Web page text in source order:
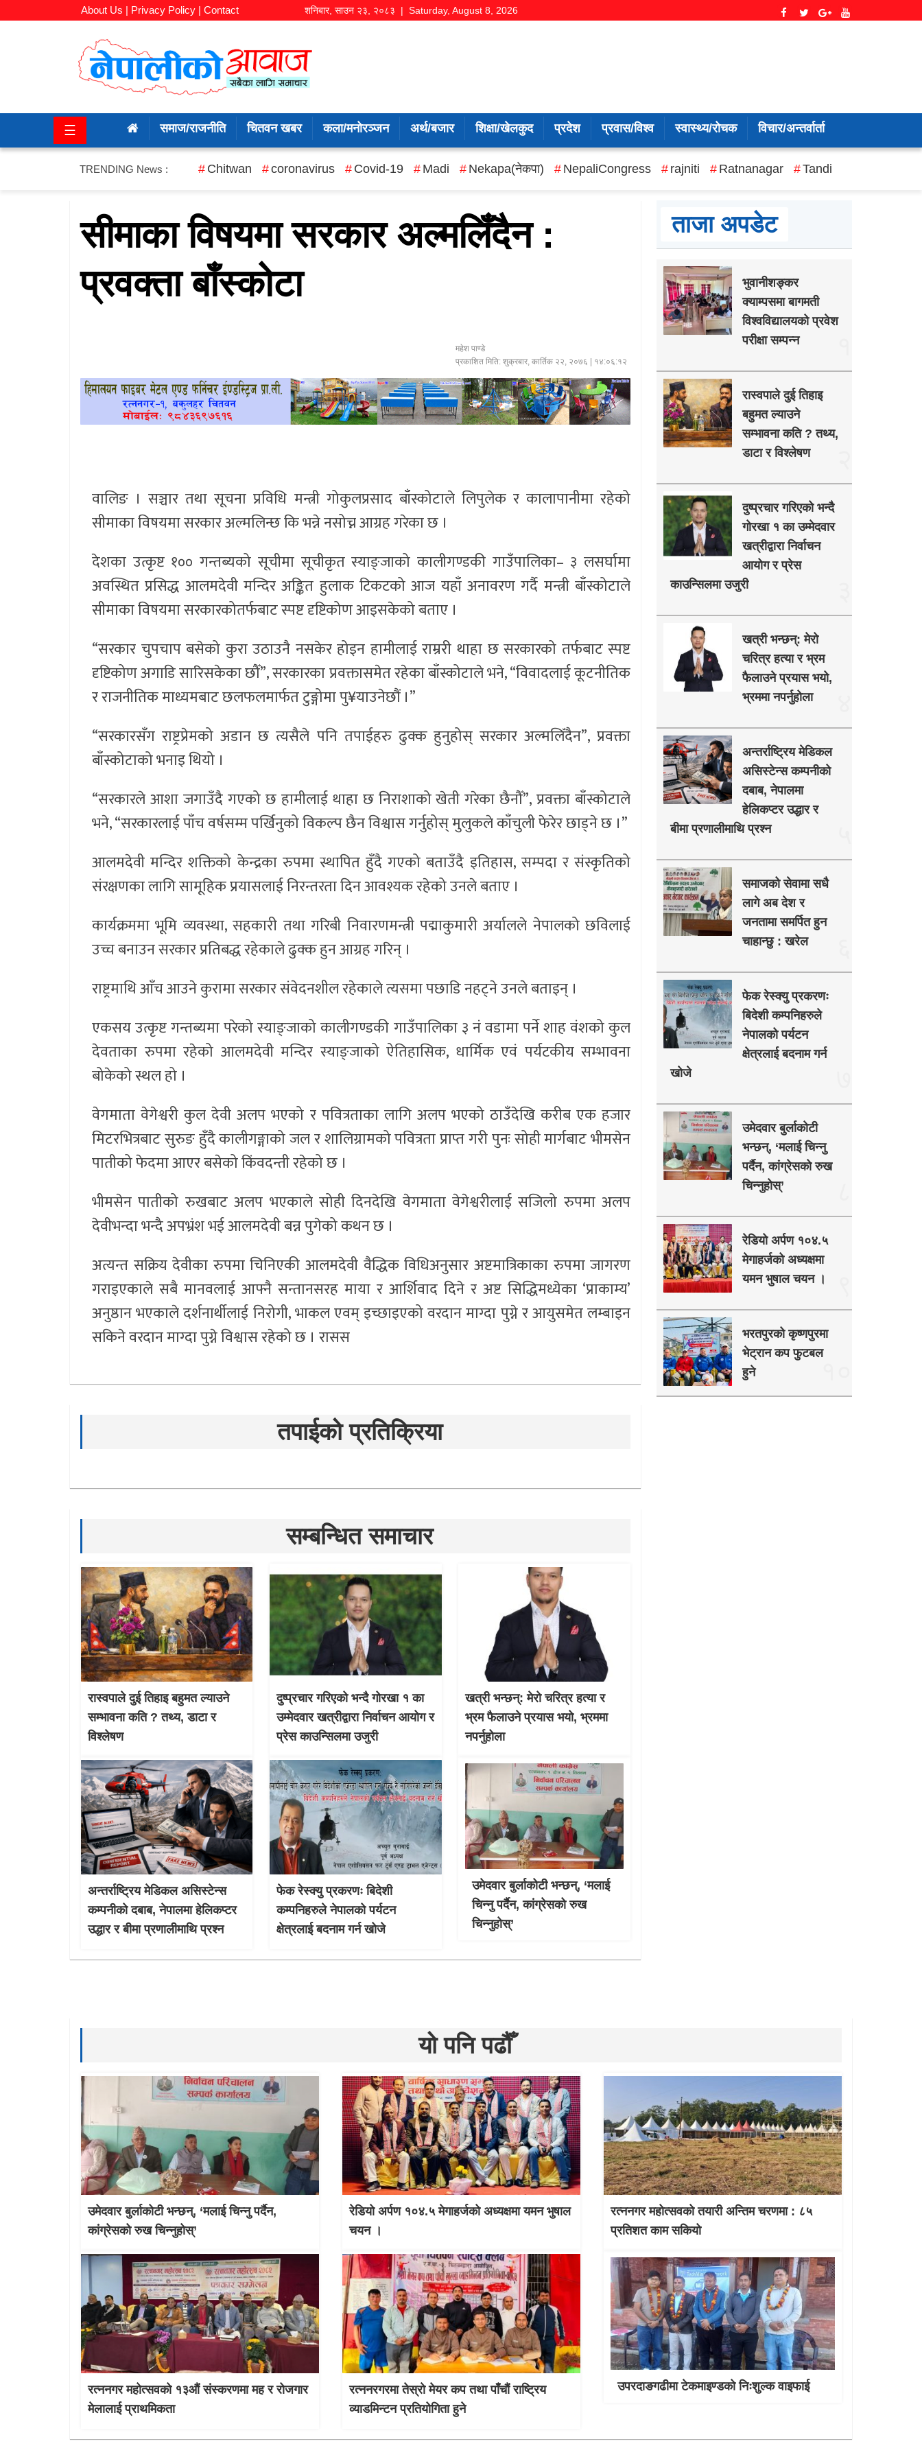
About Us | Privacy Policy | Contact शनिबार, साउन २३, २०८३ | Saturday, August 8, 2026
राजनीति
☰ समाज/राजनीति चितवन खबर कला/मनोरञ्जन अर्थ/बजार शिक्षा/खेलकुद प्रदेश प्रवास/विश्व स्वास्थ्य/रोचक विचार/अन्तर्वार्ता
TRENDING News : Chitwan coronavirus Covid-19 Madi Nekapa(नेकपा) NepaliCongress rajniti Ratnanagar Tandi
सीमाका विषयमा सरकार अल्मलिँदैन :
प्रवक्ता बाँस्कोटा
महेश पाण्डे
प्रकाशित मिति:शुक्रबार, कार्तिक २२, २०७६ | १४:०६:१२
वालिङ । सञ्चार तथा सूचना प्रविधि मन्त्री गोकुलप्रसाद बाँस्कोटाले लिपुलेक र कालापानीमा रहेको
सीमाका विषयमा सरकार अल्मलिन्छ कि भन्ने नसोच्न आग्रह गरेका छ ।
देशका उत्कृष्ट १०० गन्तब्यको सूचीमा सूचीकृत स्याङ्जाको कालीगण्डकी गाउँपालिका– ३ लसर्घामा
अवस्थित प्रसिद्ध आलमदेवी मन्दिर अङ्कित हुलाक टिकटको आज यहाँ अनावरण गर्दै मन्त्री बाँस्कोटाले
सीमाका विषयमा सरकारकोतर्फबाट स्पष्ट दृष्टिकोण आइसकेको बताए ।
“सरकार चुपचाप बसेको कुरा उठाउनै नसकेर होइन हामीलाई राम्ररी थाहा छ सरकारको तर्फबाट स्पष्ट
दृष्टिकोण अगाडि सारिसकेका छौँ”, सरकारका प्रवक्तासमेत रहेका बाँस्कोटाले भने, “विवादलाई कूटनीतिक
र राजनीतिक माध्यमबाट छलफलमार्फत टुङ्गोमा पु¥याउनेछौं ।”
“सरकारसँग राष्ट्रप्रेमको अडान छ त्यसैले पनि तपाईहरु ढुक्क हुनुहोस् सरकार अल्मलिँदैन”, प्रवक्ता
बाँस्कोटाको भनाइ थियो ।
“सरकारले आशा जगाउँदै गएको छ हामीलाई थाहा छ निराशाको खेती गरेका छैनौँ”, प्रवक्ता बाँस्कोटाले
भने, “सरकारलाई पाँच वर्षसम्म पर्खिनुको विकल्प छैन विश्वास गर्नुहोस् मुलुकले काँचुली फेरेर छाड्ने छ ।”
आलमदेवी मन्दिर शक्तिको केन्द्रका रुपमा स्थापित हुँदै गएको बताउँदै इतिहास, सम्पदा र संस्कृतिको
संरक्षणका लागि सामूहिक प्रयासलाई निरन्तरता दिन आवश्यक रहेको उनले बताए ।
कार्यक्रममा भूमि व्यवस्था, सहकारी तथा गरिबी निवारणमन्त्री पद्माकुमारी अर्यालले नेपालको छविलाई
उच्च बनाउन सरकार प्रतिबद्ध रहेकाले ढुक्क हुन आग्रह गरिन् ।
राष्ट्रमाथि आँच आउने कुरामा सरकार संवेदनशील रहेकाले त्यसमा पछाडि नहट्ने उनले बताइन् ।
एकसय उत्कृष्ट गन्तब्यमा परेको स्याङ्जाको कालीगण्डकी गाउँपालिका ३ नं वडामा पर्ने शाह वंशको कुल
देवताका रुपमा रहेको आलमदेवी मन्दिर स्याङ्जाको ऐतिहासिक, धार्मिक एवं पर्यटकीय सम्भावना
बोकेको स्थल हो ।
वेगमाता वेगेश्वरी कुल देवी अलप भएको र पवित्रताका लागि अलप भएको ठाउँदेखि करीब एक हजार
मिटरभित्रबाट सुरुङ हुँदै कालीगङ्गाको जल र शालिग्रामको पवित्रता प्राप्त गरी पुनः सोही मार्गबाट भीमसेन
पातीको फेदमा आएर बसेको किंवदन्ती रहेको छ ।
भीमसेन पातीको रुखबाट अलप भएकाले सोही दिनदेखि वेगमाता वेगेश्वरीलाई सजिलो रुपमा अलप
देवीभन्दा भन्दै अपभ्रंश भई आलमदेवी बन्न पुगेको कथन छ ।
अत्यन्त सक्रिय देवीका रुपमा चिनिएकी आलमदेवी वैद्धिक विधिअनुसार अष्टमात्रिकाका रुपमा जागरण
गराइएकाले सबै मानवलाई आफ्नै सन्तानसरह माया र आर्शिवाद दिने र अष्ट सिद्धिमध्येका ‘प्राकाम्य’
अनुष्ठान भएकाले दर्शनार्थीलाई निरोगी, भाकल एवम् इच्छाइएको वरदान माग्दा पुग्ने र आयुसमेत लम्बाइन
सकिने वरदान माग्दा पुग्ने विश्वास रहेको छ । रासस
तपाईको प्रतिक्रिया
सम्बन्धित समाचार
रास्वपाले दुई तिहाइ बहुमत ल्याउने
सम्भावना कति ? तथ्य, डाटा र
विश्लेषण
दुष्प्रचार गरिएको भन्दै गोरखा १ का
उम्मेदवार खत्रीद्वारा निर्वाचन आयोग र
प्रेस काउन्सिलमा उजुरी
खत्री भन्छन्: मेरो चरित्र हत्या र
भ्रम फैलाउने प्रयास भयो, भ्रममा
नपर्नुहोला
अन्तर्राष्ट्रिय मेडिकल असिस्टेन्स
कम्पनीको दबाब, नेपालमा हेलिकप्टर
उद्धार र बीमा प्रणालीमाथि प्रश्न
फेक रेस्क्यु प्रकरणः बिदेशी
कम्पनिहरुले नेपालको पर्यटन
क्षेत्रलाई बदनाम गर्न खोजे
उमेदवार बुर्लाकोटी भन्छन्, ‘मलाई
चिन्नु पर्दैन, कांग्रेसको रुख
चिन्नुहोस्’
ताजा अपडेट
भुवानीशङ्कर
क्याम्पसमा बागमती
विश्वविद्यालयको प्रवेश
परीक्षा सम्पन्न
रास्वपाले दुई तिहाइ
बहुमत ल्याउने
सम्भावना कति ? तथ्य,
डाटा र विश्लेषण
दुष्प्रचार गरिएको भन्दै
गोरखा १ का उम्मेदवार
खत्रीद्वारा निर्वाचन
आयोग र प्रेस
काउन्सिलमा उजुरी
खत्री भन्छन्: मेरो
चरित्र हत्या र भ्रम
फैलाउने प्रयास भयो,
भ्रममा नपर्नुहोला
अन्तर्राष्ट्रिय मेडिकल
असिस्टेन्स कम्पनीको
दबाब, नेपालमा
हेलिकप्टर उद्धार र
बीमा प्रणालीमाथि प्रश्न
समाजको सेवामा सधै
लागे अब देश र
जनतामा समर्पित हुन
चाहान्छु : खरेल
फेक रेस्क्यु प्रकरणः
बिदेशी कम्पनिहरुले
नेपालको पर्यटन
क्षेत्रलाई बदनाम गर्न
खोजे
उमेदवार बुर्लाकोटी
भन्छन्, ‘मलाई चिन्नु
पर्दैन, कांग्रेसको रुख
चिन्नुहोस्’
रेडियो अर्पण १०४.५
मेगाहर्जको अध्यक्षमा
यमन भुषाल चयन ।
भरतपुरको कृष्णपुरमा
भेट्रान कप फुटबल
हुने
यो पनि पढौँ
उमेदवार बुर्लाकोटी भन्छन्, ‘मलाई चिन्नु पर्दैन,
कांग्रेसको रुख चिन्नुहोस्’
रेडियो अर्पण १०४.५ मेगाहर्जको अध्यक्षमा यमन भुषाल
चयन ।
रत्ननगर महोत्सवको तयारी अन्तिम चरणमा : ८५
प्रतिशत काम सकियो
रत्ननगर महोत्सवको १३औं संस्करणमा मह र रोजगार
मेलालाई प्राथमिकता
रत्ननरगरमा तेस्राे मेयर कप तथा पाँचौं राष्ट्रिय
व्याडमिन्टन प्रतियोगिता हुने
उपरदाङगढीमा टेकमाइण्डको निःशुल्क वाइफाई